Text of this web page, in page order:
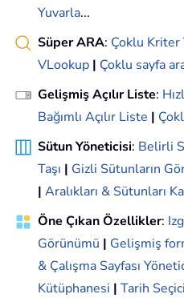
Yuvarla...
Süper ARA: Çoklu Kriter
VLookup | Çoklu sayfa
Gelişmiş Açılır Liste:
Bağımlı Açılır Liste |
Sütun Yöneticisi: Belirli
Taşı | Gizli Sütunların
| Aralıkları & Sütunları
Öne Çıkan Özellikler:
Görünümü | Gelişmiş
& Çalışma Sayfası
Kütüphanesi | Tarih Seçici